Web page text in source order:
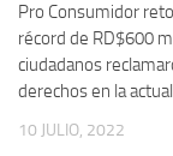
Pro Consumidor
récord de RD$600
ciudadanos
derechos en la
10 JULIO, 2022